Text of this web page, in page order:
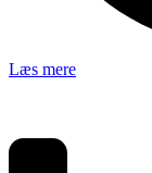
Læs mere